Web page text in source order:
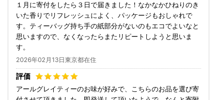
１月に寄付をしたら３日で届きました！なかなかひねりのき
いた香りでリフレッシュによく、パッケージもおしゃれで
す。ティーバッグ持ち手の紙部分がないのもエコでよいなと
思いますので、なくなったらまたリピートしようと思いま
す。
2026年02月13日東京都在住
アールグレイティーのお味が好みで、こちらのお品を選び寄